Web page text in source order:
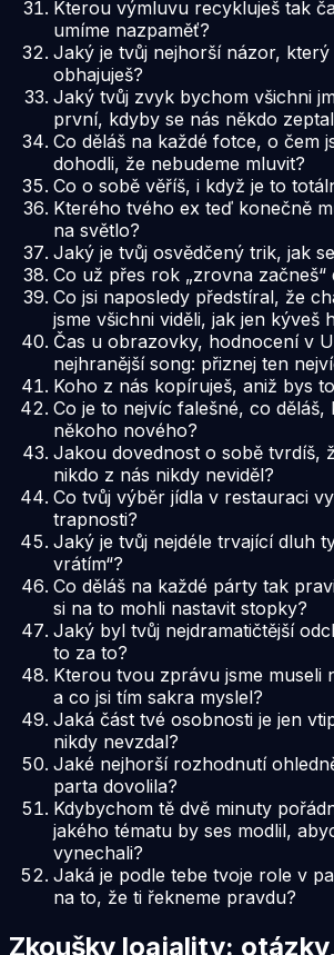
Kterou výmluvu recykluješ tak
umíme nazpaměť?
Jaký je tvůj nejhorší názor,
obhajuješ?
Jaký tvůj zvyk bychom všichni
první, kdyby se nás někdo
Co děláš na každé fotce, o čem
dohodli, že nebudeme mluvit?
Co o sobě věříš, i když je to
Kterého tvého ex teď konečně
na světlo?
Jaký je tvůj osvědčený trik, jak
Co už přes rok „zrovna začneš“
Co jsi naposledy předstíral, že
jsme všichni viděli, jak jen kýveš
Čas u obrazovky, hodnocení v
nejhranější song: přiznej ten
Koho z nás kopíruješ, aniž bys
Co je to nejvíc falešné, co děláš,
někoho nového?
Jakou dovednost o sobě tvrdíš,
nikdo z nás nikdy neviděl?
Co tvůj výběr jídla v restauraci
trapnosti?
Jaký je tvůj nejdéle trvající dluh
vrátím“?
Co děláš na každé párty tak
si na to mohli nastavit stopky?
Jaký byl tvůj nejdramatičtější
to za to?
Kterou tvou zprávu jsme museli
a co jsi tím sakra myslel?
Jaká část tvé osobnosti je jen
nikdy nevzdal?
Jaké nejhorší rozhodnutí
parta dovolila?
Kdybychom tě dvě minuty
jakého tématu by ses modlil,
vynechali?
Jaká je podle tebe tvoje role v
na to, že ti řekneme pravdu?
Zkoušky loajality: